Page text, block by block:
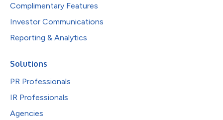
Complimentary Features
Investor Communications
Reporting & Analytics
Solutions
PR Professionals
IR Professionals
Agencies